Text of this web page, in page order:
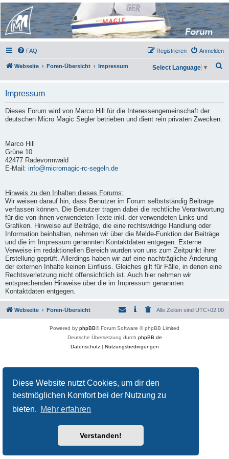
Diese Website nutzt Cookies, um dir den
bestmöglichen Komfort bei der Nutzung zu
bieten. Mehr erfahren
Verstanden!
Micro Magic Forum
Deutschland
FAQ Anmelden
Registrieren
Webseite Foren-Übersicht Impressum
h
Select Language ▼
Impressum
Dieses Forum wird von Marco Hill für die Interessengemeinschaft der
deutschen Micro Magic Segler betrieben und dient rein privaten Zwecken.
Marco Hill
Grüne 10
42477 Radevormwald
E-Mail: info@micromagic-rc-segeln.de
Hinweis zu den Inhalten dieses Forums:
Wir weisen darauf hin, dass Benutzer im Forum selbstständig Beiträge
verfassen können. Die Benutzer tragen dabei die rechtliche Verantwortung
für die von ihnen verwendeten Texte inkl. der verwendeten Links und
Grafiken. Hinweise auf Beiträge, die eine rechtswidrige Handlung oder
Information beinhalten, nehmen wir über die Melde-Funktion der Beiträge
und die im Impressum genannten Kontaktdaten entgegen. Externe
Verweise im redaktionellen Bereich wurden von uns zum Zeitpunkt ihrer
Erstellung geprüft. Allerdings haben wir auf eine nachträgliche Änderung
der externen Inhalte keinen Einfluss. Gleiches gilt für Fälle, in denen eine
Rechtsverletzung nicht offensichtlich ist. Auch hier nehmen wir
entsprechenden Hinweise über die im Impressum genannten
Kontaktdaten entgegen.
Webseite Foren-Übersicht Alle Zeiten sind UTC+02:00
Powered by phpBB® Forum Software © phpBB Limited
Deutsche Übersetzung durch phpBB.de
Datenschutz| Nutzungsbedingungen